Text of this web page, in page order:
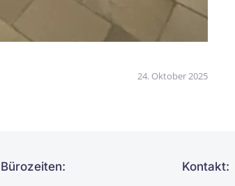
24. Oktober 2025
Bürozeiten: Kontakt: